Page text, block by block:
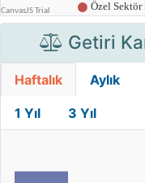
Getiri
Haftalık Aylık
1 Yıl 3 Yıl